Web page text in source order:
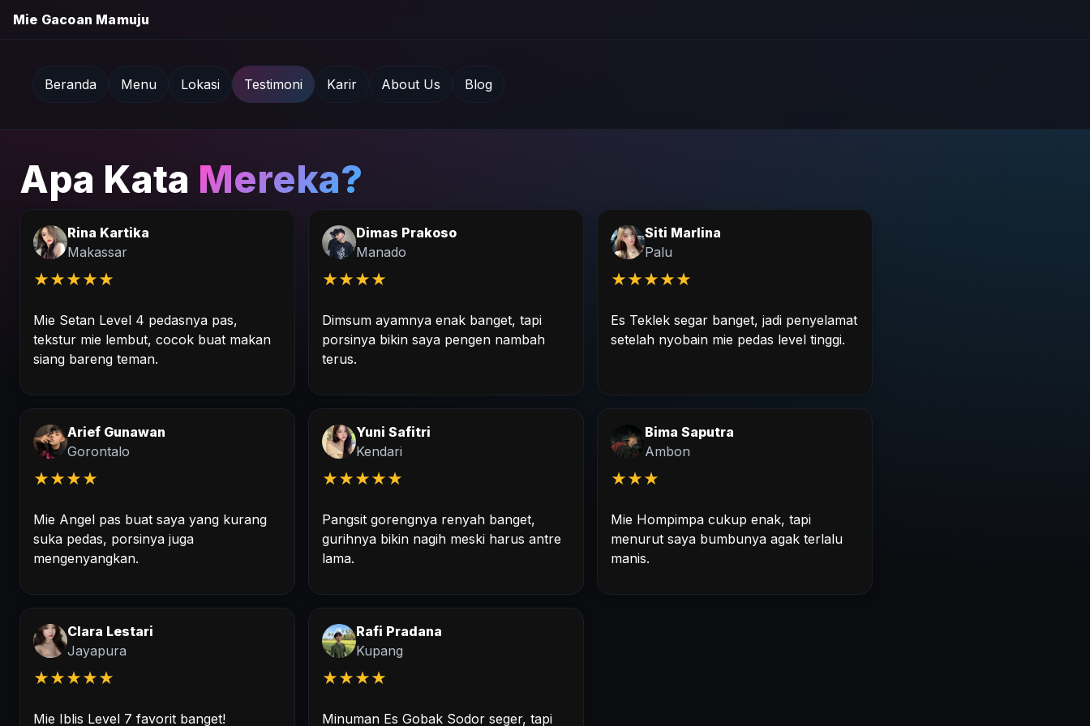
Mie Gacoan Mamuju
Beranda Menu Lokasi Testimoni Karir About Us Blog
Apa Kata Mereka?
Rina Kartika
Makassar
★★★★★
Mie Setan Level 4 pedasnya pas,
tekstur mie lembut, cocok buat makan
siang bareng teman.
Dimas Prakoso
Manado
★★★★
Dimsum ayamnya enak banget, tapi
porsinya bikin saya pengen nambah
terus.
Siti Marlina
Palu
★★★★★
Es Teklek segar banget, jadi penyelamat
setelah nyobain mie pedas level tinggi.
Arief Gunawan
Gorontalo
★★★★
Mie Angel pas buat saya yang kurang
suka pedas, porsinya juga
mengenyangkan.
Yuni Safitri
Kendari
★★★★★
Pangsit gorengnya renyah banget,
gurihnya bikin nagih meski harus antre
lama.
Bima Saputra
Ambon
★★★
Mie Hompimpa cukup enak, tapi
menurut saya bumbunya agak terlalu
manis.
Clara Lestari
Jayapura
★★★★★
Mie Iblis Level 7 favorit banget!
Rafi Pradana
Kupang
★★★★
Minuman Es Gobak Sodor seger, tapi